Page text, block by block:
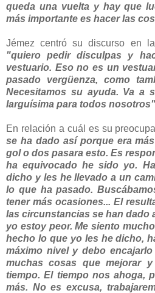
queda una vuelta y hay que
más importante es hacer las
Jémez centró su discurso en
"quiero pedir disculpas y
vestuario. Eso no es un
pasado vergüenza, como
Necesitamos su ayuda. Va a
larguísima para todos
En relación a cuál es su
se ha dado así porque era
gol o dos pasara esto. Es
ha equivocado he sido yo.
dicho y les he llevado a un
lo que ha pasado.
tener más ocasiones... El
las circunstancias se han dado
yo estoy peor. Me siento
hecho lo que yo les he dicho,
máximo nivel y debo
muchas cosas que mejorar
tiempo. El tiempo nos ahoga,
más. No es excusa,